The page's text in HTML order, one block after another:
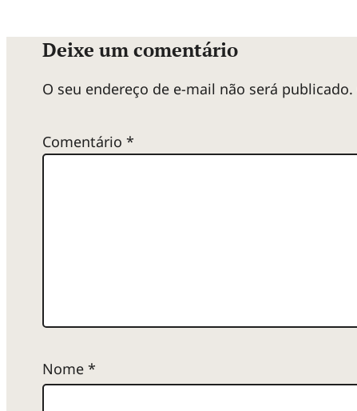
Deixe um comentário
O seu endereço de e-mail não será publicado.
Comentário *
Nome *